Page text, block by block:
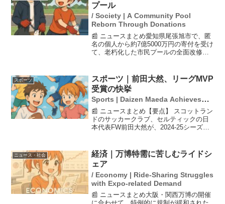
プール
/ Society | A Community Pool
Reborn Through Donations
📰 ニュースまとめ愛知県尾張旭市で、匿
名の個人から約7億5000万円の寄付を受け
て、老朽化した市民プールの全面改修が
「天の恵み」と称して感謝の意を表しま
した。新しいプー...
スポーツ
スポーツ｜前田大然、リーグMVP
受賞の快挙
Sports | Daizen Maeda Achieves
the Remarkable Feat of Winning
League MVP
📰 ニュースまとめ【要点】 スコットラン
ドのサッカークラブ、セルティックの日
本代表FW前田大然が、2024-25シーズン
12アシストを記録し、特にリーグ戦では
16ゴ...
ニュース・社会
経済｜万博特需に苦しむライドシ
ェア
/ Economy | Ride-Sharing Struggles
with Expo-related Demand
📰 ニュースまとめ大阪・関西万博の開催